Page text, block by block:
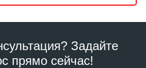
Задайте
прямо сейчас!